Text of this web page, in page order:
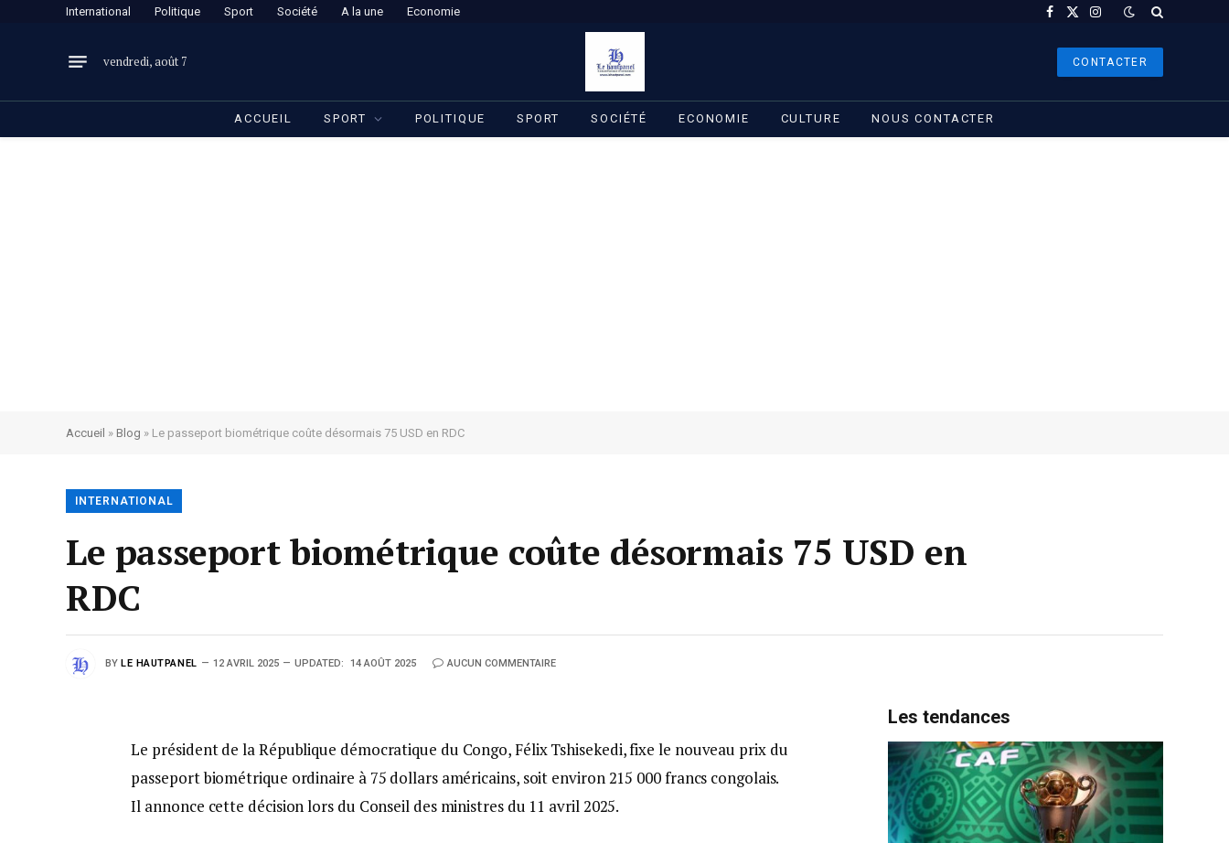
International Politique Sport Société A la une Economie Facebook
X
Instagram
vendredi, août 7 CONTACTER
ACCUEIL SPORT POLITIQUE SPORT SOCIÉTÉ ECONOMIE CULTURE NOUS CONTACTER
Accueil » Blog » Le passeport biométrique coûte désormais 75 USD en RDC
INTERNATIONAL
Le passeport biométrique coûte désormais 75 USD en
RDC
BY LE HAUTPANEL 12 AVRIL 2025 UPDATED: 14 AOÛT 2025 AUCUN COMMENTAIRE
Le président de la République démocratique du Congo, Félix Tshisekedi, fixe le nouveau prix du
passeport biométrique ordinaire à 75 dollars américains, soit environ 215 000 francs congolais.
Il annonce cette décision lors du Conseil des ministres du 11 avril 2025.
Les tendances